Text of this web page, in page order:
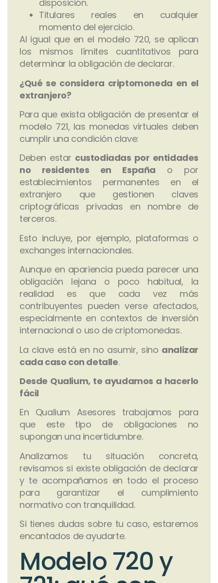
Modelo 720 y
disposición.
Titulares reales en cualquier
momento del ejercicio.
Al igual que en el modelo 720, se aplican
los mismos límites cuantitativos para
determinar la obligación de declarar.
¿Qué se considera criptomoneda en el
extranjero?
Para que exista obligación de presentar el
modelo 721, las monedas virtuales deben
cumplir una condición clave:
Deben estar custodiadas por entidades
no residentes en España o por
establecimientos permanentes en el
extranjero que gestionen claves
criptográficas privadas en nombre de
terceros.
Esto incluye, por ejemplo, plataformas o
exchanges internacionales.
Aunque en apariencia pueda parecer una
obligación lejana o poco habitual, la
realidad es que cada vez más
contribuyentes pueden verse afectados,
especialmente en contextos de inversión
internacional o uso de criptomonedas.
La clave está en no asumir, sino analizar
cada caso con detalle.
Desde Qualium, te ayudamos a hacerlo
fácil
En Qualium Asesores trabajamos para
que este tipo de obligaciones no
supongan una incertidumbre.
Analizamos tu situación concreta,
revisamos si existe obligación de declarar
y te acompañamos en todo el proceso
para garantizar el cumplimiento
normativo con tranquilidad.
Si tienes dudas sobre tu caso, estaremos
encantados de ayudarte.